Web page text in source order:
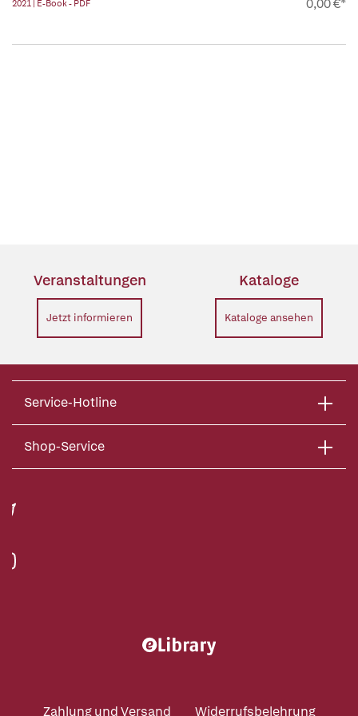
2021 | E-Book - PDF
Veranstaltungen
Jetzt informieren
Kataloge
Kataloge ansehen
Service-Hotline
Shop-Service
Zahlung und Versand Widerrufsbelehrung